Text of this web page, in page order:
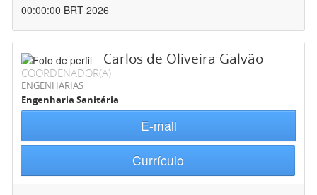
00:00:00 BRT 2026
Carlos de Oliveira Galvão
COORDENADOR(A)
ENGENHARIAS
Engenharia Sanitária
E-mail
Currículo